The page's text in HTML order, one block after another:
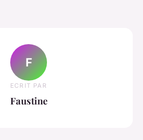
F
ECRIT PAR
Faustine